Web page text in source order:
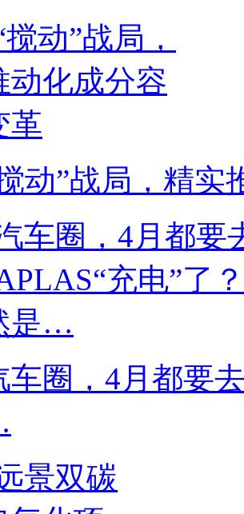
动”战局，精实
车圈，4月都要